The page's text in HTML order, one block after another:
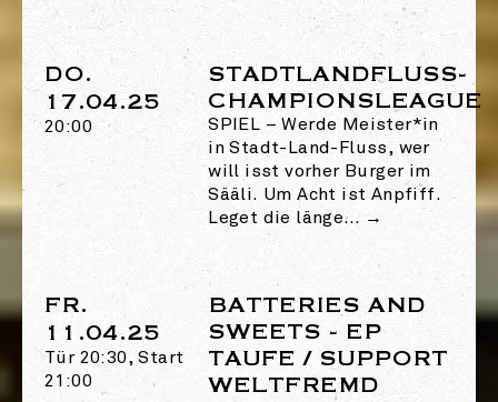
DO.
17.04.25
20:00
STADTLANDFLUSS-
CHAMPIONSLEAGUE
SPIEL –Werde Meister*in
in Stadt-Land-Fluss, wer
will isst vorher Burger im
Sääli. Um Acht ist Anpfiff.
Leget die länge… →
FR.
11.04.25
Tür 20:30, Start
21:00
BATTERIES AND
SWEETS - EP
TAUFE / SUPPORT
WELTFREMD